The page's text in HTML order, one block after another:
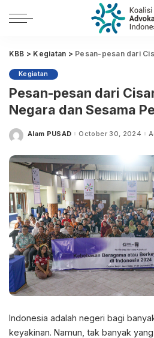
KBB > Kegiatan > Pesan-pesan dari Cisarua
Kegiatan
Pesan-pesan dari
Negara dan Sesama
Posted
Alam PUSAD October 30, 2024
Indonesia adalah negeri bagi
keyakinan. Namun, tak banyak